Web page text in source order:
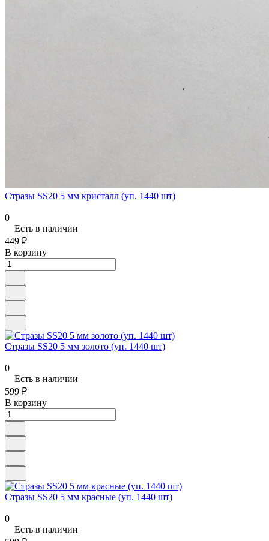
Стразы SS20 5 мм кристалл (уп. 1440 шт)
0
Есть в наличии
449 ₽
В корзину
Стразы SS20 5 мм золото (уп. 1440 шт)
0
Есть в наличии
599 ₽
В корзину
Стразы SS20 5 мм красные (уп. 1440 шт)
0
Есть в наличии